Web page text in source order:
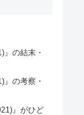
』の結末・
』の考察・
』がひど